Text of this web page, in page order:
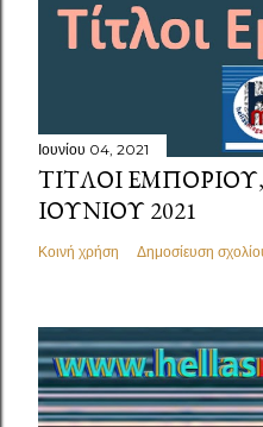
Ιουνίου 04, 2021
ΤΙΤΛΟΙ
ΙΟΥΝΙΟΥ 2021
Κοινή χρήση Δημοσίευση